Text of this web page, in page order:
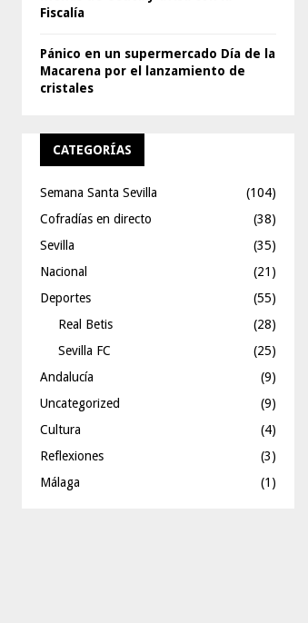
Fiscalía
Pánico en un supermercado Día de la
Macarena por el lanzamiento de
cristales
CATEGORÍAS
Semana Santa Sevilla
(104)
Cofradías en directo
(38)
Sevilla
(35)
Nacional
(21)
Deportes
(55)
Real Betis
(28)
Sevilla FC
(25)
Andalucía
(9)
Uncategorized
(9)
Cultura
(4)
Reflexiones
(3)
Málaga
(1)